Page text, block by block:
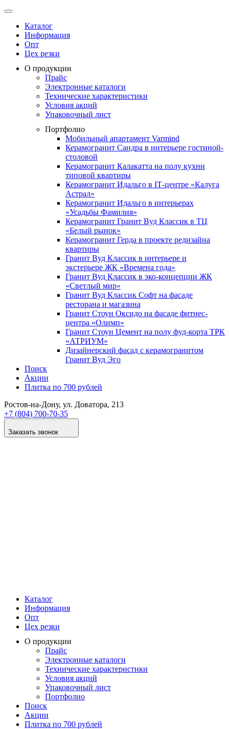
Каталог
Информация
Опт
Цех резки
О продукции
Прайс
Электронные каталоги
Технические характеристики
Условия акций
Упаковочный лист
Портфолио
Мобильный апартамент Varmind
Керамогранит Сандра в интерьере гостиной-
столовой
Керамогранит Калакатта на полу кухни
типовой квартиры
Керамогранит Идальго в IТ-центре «Калуга
Астрал»
Керамогранит Идальго в интерьерах
«Усадьбы Фамилия»
Керамогранит Гранит Вуд Классик в ТЦ
«Белый рынок»
Керамогранит Герда в проекте редизайна
квартиры
Гранит Вуд Классик в интерьере и
экстерьере ЖК «Времена года»
Гранит Вуд Классик в эко-концепции ЖК
«Светлый мир»
Гранит Вуд Классик Софт на фасаде
ресторана и магазина
Гранит Стоун Оксидо на фасаде фитнес-
центра «Олимп»
Гранит Стоун Цемент на полу фуд-корта ТРК
«АТРИУМ»
Дизайнер­ский фасад с керамогранитом
Гранит Вуд Эго
Поиск
Акции
Плитка по 700 рублей
Ростов-на-Дону, ул. Доватора, 213
+7 (804) 700-70-35
Заказать звонок
Каталог
Информация
Опт
Цех резки
О продукции
Прайс
Электронные каталоги
Технические характеристики
Условия акций
Упаковочный лист
Портфолио
Поиск
Акции
Плитка по 700 рублей